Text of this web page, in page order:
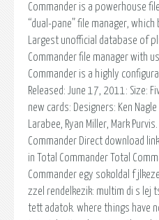
Commander is a powerhouse
“dual-pane” file manager,
Largest unofficial database of
Commander file manager with
Commander is a highly
Released: June 17, 2011: Size:
new cards: Designers: Ken
Larabee, Ryan Miller, Mark
Commander Direct download
in Total Commander Total
Commander egy sokoldal f
zzel rendelkezik: multim di s lej
tett adatok. where things have